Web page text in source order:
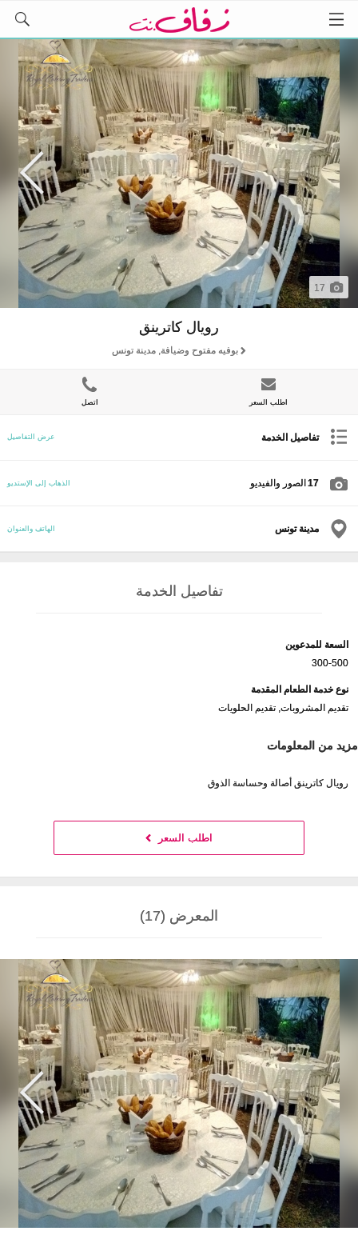
17
رويال كاترينق
بوفيه مفتوح وضيافة, مدينة تونس
اطلب السعر اتصل
تفاصيل الخدمة عرض التفاصيل
17 الصور والفيديو الذهاب إلى الإستديو
مدينة تونس الهاتف والعنوان
تفاصيل الخدمة
السعة للمدعوين
300-500
نوع خدمة الطعام المقدمة
تقديم المشروبات, تقديم الحلويات
مزيد من المعلومات
رويال كاترينق أصالة وحساسة الذوق
اطلب السعر
المعرض (17)